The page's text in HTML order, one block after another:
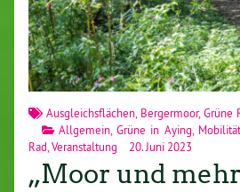
Ausgleichsflächen, Bergermoor,Grüne
Allgemein,Grüne in Aying, Mobilität
Rad,Veranstaltung 20. Juni 2023
„Moor und